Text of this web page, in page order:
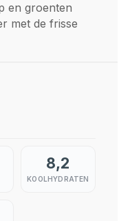
en groenten
met de frisse
8,2
KOOLHYDRATEN